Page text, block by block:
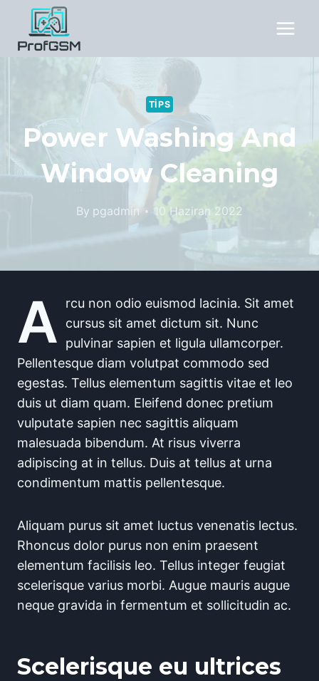
content
TIPS
Power Washing And
Window Cleaning
By pgadmin 10 Haziran 2022
A
rcu non odio euismod lacinia. Sit amet
cursus sit amet dictum sit. Nunc
pulvinar sapien et ligula ullamcorper.
Pellentesque diam volutpat commodo sed
egestas. Tellus elementum sagittis vitae et leo
duis ut diam quam. Eleifend donec pretium
vulputate sapien nec sagittis aliquam
malesuada bibendum. At risus viverra
adipiscing at in tellus. Duis at tellus at urna
condimentum mattis pellentesque.
Aliquam purus sit amet luctus venenatis lectus.
Rhoncus dolor purus non enim praesent
elementum facilisis leo. Tellus integer feugiat
scelerisque varius morbi. Augue mauris augue
neque gravida in fermentum et sollicitudin ac.
Scelerisque eu ultrices